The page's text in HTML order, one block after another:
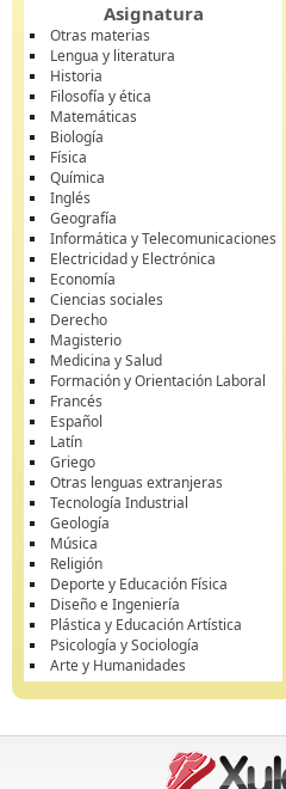
Asignatura
Otras materias
Lengua y literatura
Historia
Filosofía y ética
Matemáticas
Biología
Física
Química
Inglés
Geografía
Informática y Telecomunicaciones
Electricidad y Electrónica
Economía
Ciencias sociales
Derecho
Magisterio
Medicina y Salud
Formación y Orientación Laboral
Francés
Español
Latín
Griego
Otras lenguas extranjeras
Tecnología Industrial
Geología
Música
Religión
Deporte y Educación Física
Diseño e Ingeniería
Plástica y Educación Artística
Psicología y Sociología
Arte y Humanidades